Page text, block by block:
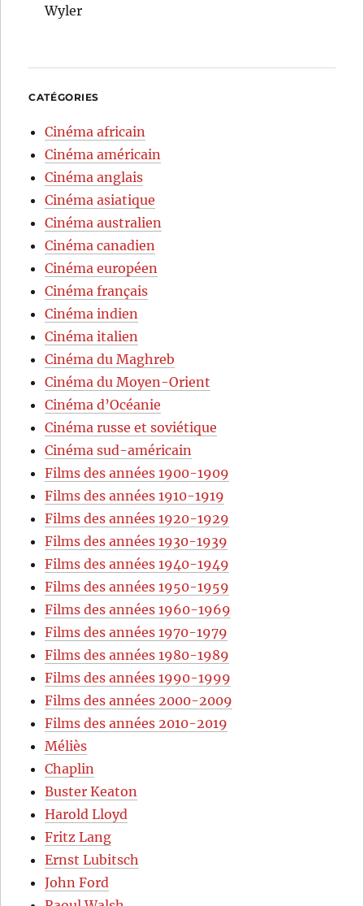
Wyler
CATÉGORIES
Cinéma africain
Cinéma américain
Cinéma anglais
Cinéma asiatique
Cinéma australien
Cinéma canadien
Cinéma européen
Cinéma français
Cinéma indien
Cinéma italien
Cinéma du Maghreb
Cinéma du Moyen-Orient
Cinéma d’Océanie
Cinéma russe et soviétique
Cinéma sud-américain
Films des années 1900-1909
Films des années 1910-1919
Films des années 1920-1929
Films des années 1930-1939
Films des années 1940-1949
Films des années 1950-1959
Films des années 1960-1969
Films des années 1970-1979
Films des années 1980-1989
Films des années 1990-1999
Films des années 2000-2009
Films des années 2010-2019
Méliès
Chaplin
Buster Keaton
Harold Lloyd
Fritz Lang
Ernst Lubitsch
John Ford